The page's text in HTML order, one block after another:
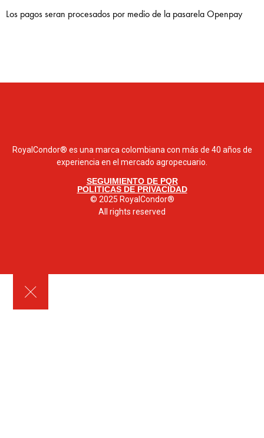
Los pagos seran procesados por medio de la pasarela Openpay
RoyalCondor® es una marca colombiana con más de 40 años de
experiencia en el mercado agropecuario.
SEGUIMIENTO DE PQR
POLITICAS DE PRIVACIDAD
© 2025 RoyalCondor®
All rights reserved